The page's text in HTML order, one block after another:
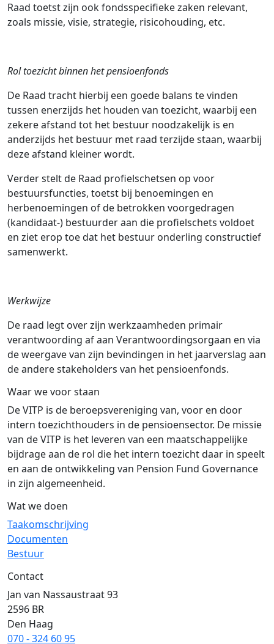
Raad toetst zijn ook fondsspecifieke zaken relevant,
zoals missie, visie, strategie, risicohouding, etc.
Rol toezicht binnen het pensioenfonds
De Raad tracht hierbij een goede balans te vinden
tussen enerzijds het houden van toezicht, waarbij een
zekere afstand tot het bestuur noodzakelijk is en
anderzijds het bestuur met raad terzijde staan, waarbij
deze afstand kleiner wordt.
Verder stelt de Raad profielschetsen op voor
bestuursfuncties, toetst bij benoemingen en
herbenoemingen of de betrokken voorgedragen
(kandidaat-) bestuurder aan die profielschets voldoet
en ziet erop toe dat het bestuur onderling constructief
samenwerkt.
Werkwijze
De raad legt over zijn werkzaamheden primair
verantwoording af aan Verantwoordingsorgaan en via
de weergave van zijn bevindingen in het jaarverslag aan
de andere stakeholders van het pensioenfonds.
Waar we voor staan
De VITP is de beroepsvereniging van, voor en door
intern toezichthouders in de pensioensector. De missie
van de VITP is het leveren van een maatschappelijke
bijdrage aan de rol die het intern toezicht daar in speelt
en aan de ontwikkeling van Pension Fund Governance
in zijn algemeenheid.
Wat we doen
Taakomschrijving
Documenten
Bestuur
Contact
Jan van Nassaustraat 93
2596 BR
Den Haag
070 - 324 60 95